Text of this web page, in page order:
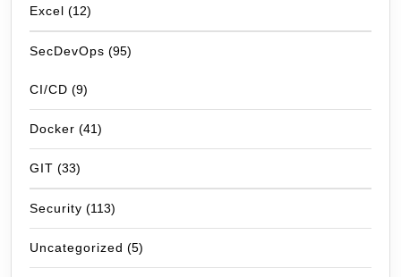
Excel (12)
SecDevOps (95)
CI/CD (9)
Docker (41)
GIT (33)
Security (113)
Uncategorized (5)